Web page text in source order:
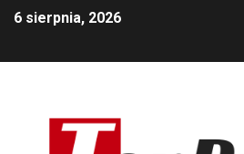
6 sierpnia, 2026